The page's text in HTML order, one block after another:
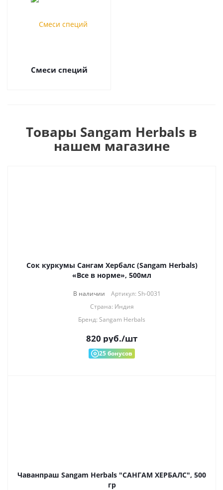
Смеси специй
Товары Sangam Herbals в
нашем магазине
Сок куркумы Сангам Хербалс (Sangam Herbals)
«Все в норме», 500мл
В наличии
Артикул: Sh-0031
Страна: Индия
Бренд: Sangam Herbals
820 руб./шт
25бонусов
Чаванпраш Sangam Herbals "САНГАМ ХЕРБАЛС", 500
гр